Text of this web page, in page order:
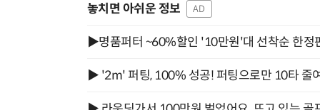
놓치면 아쉬운 정보 AD
▶명품퍼터 ~60%할인 '10만원'대 선착순 한정
▶ '2m' 퍼팅, 100% 성공! 퍼팅으로만 10타 줄